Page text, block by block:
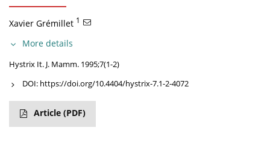
Xavier Grémillet 1
More details
Hystrix It. J. Mamm. 1995;7(1-2)
DOI: https://doi.org/10.4404/hystrix-7.1-2-4072
Article (PDF)